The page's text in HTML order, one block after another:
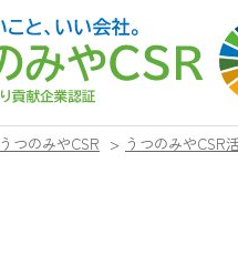
うつのみやCSR > うつのみやCSR